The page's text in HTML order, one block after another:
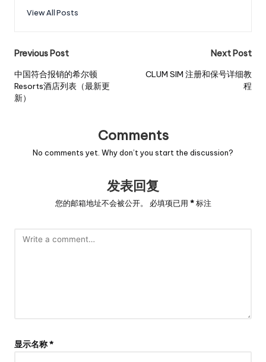
View All Posts
Post
navigation
Previous Post
中国符合报销的希尔顿
Resorts酒店列表（最新更
新）
Next Post
CLUM SIM 注册和保号详细教
程
Comments
No comments yet. Why don’t you start the discussion?
发表回复
您的邮箱地址不会被公开。 必填项已用 *标注
显示名称*